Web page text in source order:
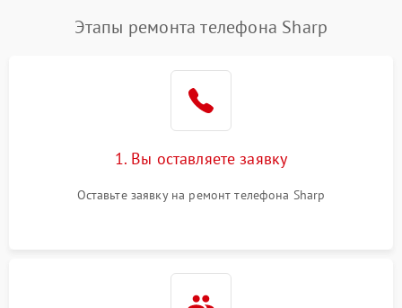
Не работает Face ID 4000 ₽ Подробнее →
Этапы ремонта телефона Sharp
1. Вы оставляете заявку
Оставьте заявку на ремонт телефона Sharp